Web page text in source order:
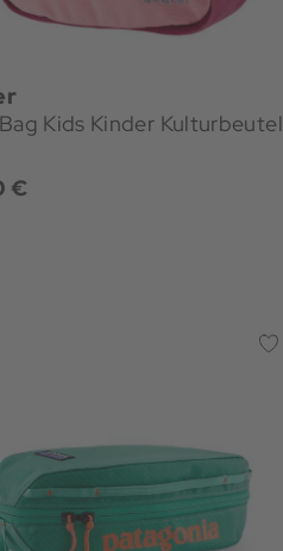
Kids Kinder Kulturbeutel
€